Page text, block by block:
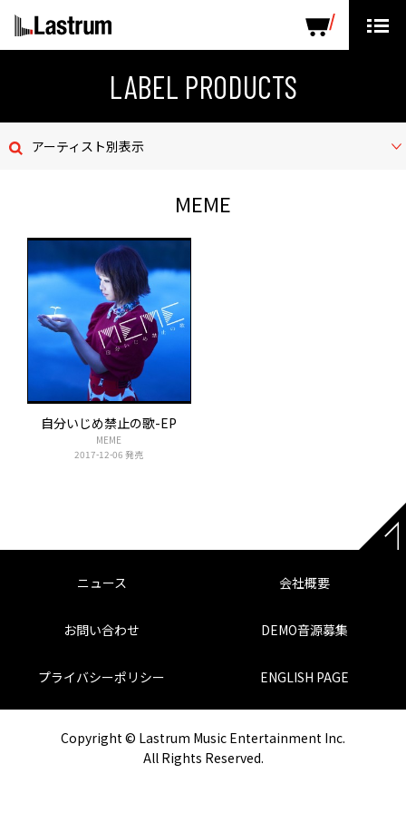
LABEL PRODUCTS
デモテープ
プライバシーポリシー
ENGLISH PAGE
LABEL PRODUCTS
アーティスト別表示
MEME
自分いじめ禁止の歌-EP
MEME
2017-12-06 発売
ニュース 会社概要
お問い合わせ DEMO音源募集
プライバシーポリシー ENGLISH PAGE
Copyright © Lastrum Music Entertainment Inc.
All Rights Reserved.